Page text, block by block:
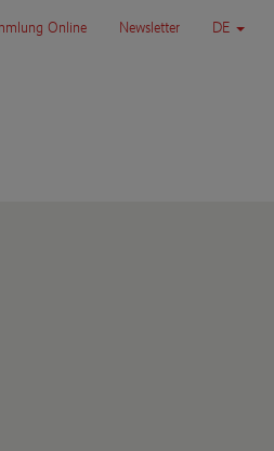
Online Newsletter DE